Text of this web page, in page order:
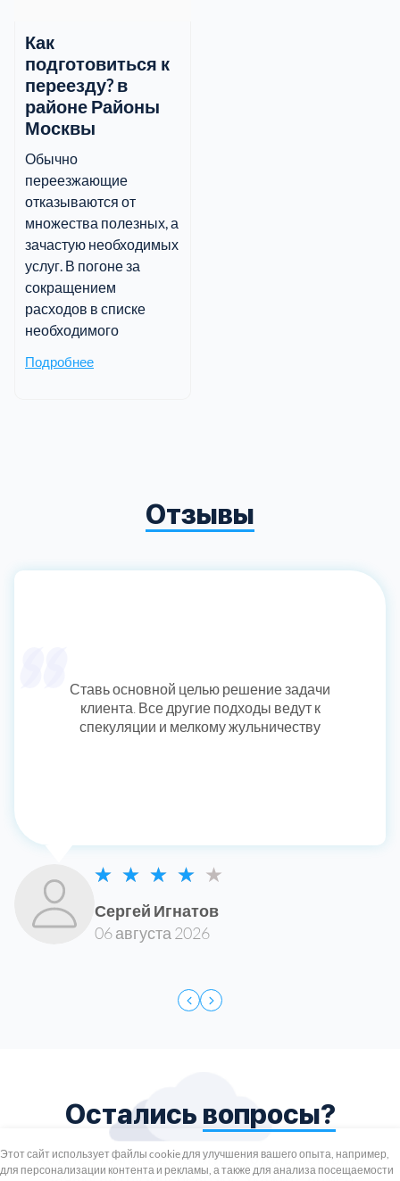
+7 (495) 739-8-12
Круглосуточно
8 (800) 100-33-300
Как
подготовиться к
переезду? в
районе Районы
Москвы
Обычно
переезжающие
отказываются от
множества полезных, а
зачастую необходимых
услуг. В погоне за
сокращением
расходов в списке
необходимого
Подробнее
Отзывы
Ставь основной целью решение задачи
клиента. Все другие подходы ведут к
спекуляции и мелкому жульничеству
Сергей Игнатов
06 августа 2026
Остались вопросы?
Хотите уточнить детали или готовы оставить
Этот сайт использует файлы cookie для улучшения вашего опыта, например,
для персонализации контента и рекламы, а также для анализа посещаемости